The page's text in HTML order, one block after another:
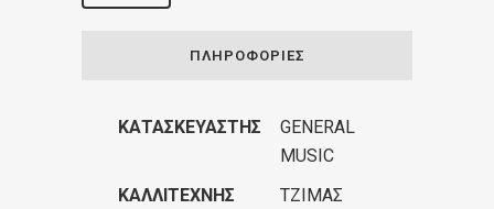
ΠΛΗΡΟΦΟΡΊΕΣ
ΚΑΤΑΣΚΕΥΑΣΤΉΣ
GENERAL
MUSIC
ΚΑΛΛΙΤΈΧΝΗΣ
ΤΖΙΜΑΣ